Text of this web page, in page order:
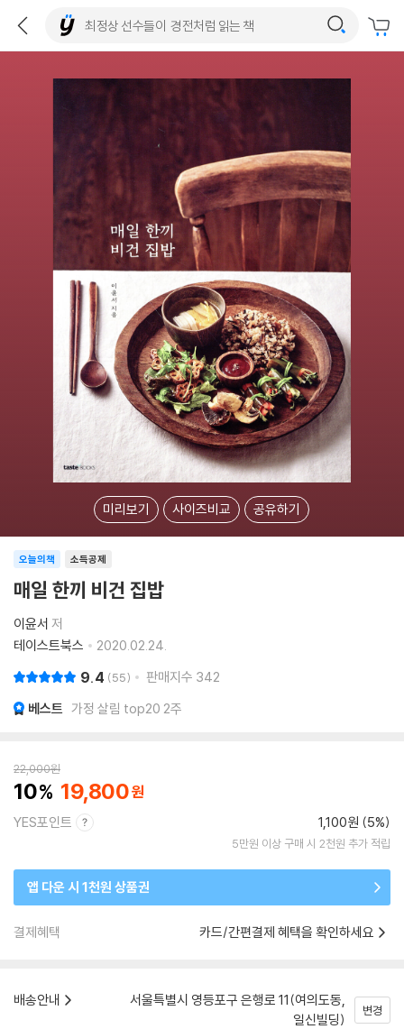
미리보기 사이즈비교 공유하기
소득공제
오늘의책
매일 한끼 비건 집밥
이윤서 저
테이스트북스
2020.02.24.
9.4 55 판매지수 342
베스트 가정 살림 top20 2주
22,000원
10 19,800
YES포인트 1,100원 (5%)
5만원 이상 구매 시 2천원 추가 적립
앱 다운 시 1천원 상품권
결제혜택 카드/간편결제 혜택을 확인하세요
배송안내
서울특별시 영등포구 은행로 11(여의도동,
일신빌딩)
변경